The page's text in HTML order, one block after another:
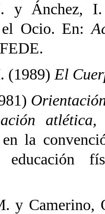
y Ánchez,
Ocio. En:
(1989)El
en la
educación
y